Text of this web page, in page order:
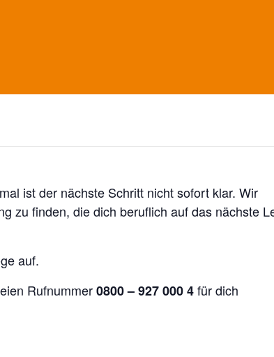
ist der nächste Schritt nicht sofort klar. Wir
zu finden, die dich beruflich auf das nächste
auf.
Rufnummer0800 – 927 000 4für dich